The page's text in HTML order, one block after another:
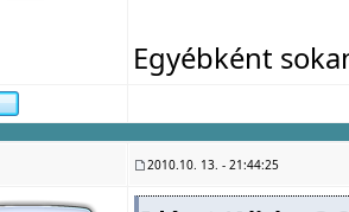
Egyébként
2010.10. 13. - 21:44:25